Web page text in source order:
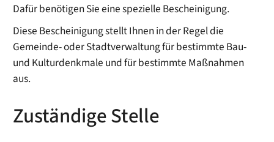
Dafür benötigen Sie eine spezielle Bescheinigung.
Diese Bescheinigung stellt Ihnen in der Regel die
Gemeinde- oder Stadtverwaltung für bestimmte Bau-
und Kulturdenkmale und für bestimmte Maßnahmen
aus.
Zuständige Stelle